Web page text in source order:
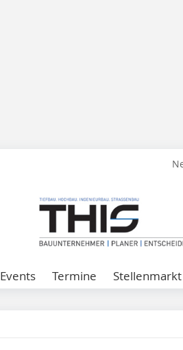
Events Termine Stellenmarkt